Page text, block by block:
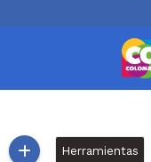
Herramientas